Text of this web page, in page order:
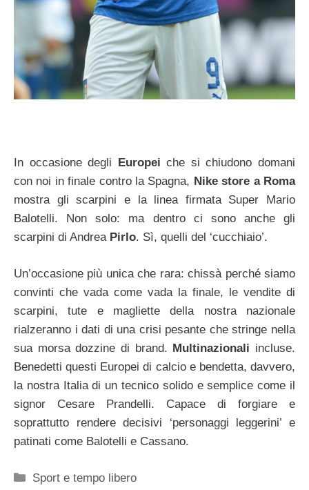
In occasione degli Europei che si chiudono domani
con noi in finale contro la Spagna, Nike store a Roma
mostra gli scarpini e la linea firmata Super Mario
Balotelli. Non solo: ma dentro ci sono anche gli
scarpini di Andrea Pirlo. Sì, quelli del ‘cucchiaio’.
Un’occasione più unica che rara: chissà perché siamo
convinti che vada come vada la finale, le vendite di
scarpini, tute e magliette della nostra nazionale
rialzeranno i dati di una crisi pesante che stringe nella
sua morsa dozzine di brand. Multinazionali incluse.
Benedetti questi Europei di calcio e bendetta, davvero,
la nostra Italia di un tecnico solido e semplice come il
signor Cesare Prandelli. Capace di forgiare e
soprattutto rendere decisivi ‘personaggi leggerini’ e
patinati come Balotelli e Cassano.
Categorie
Sport e tempo libero